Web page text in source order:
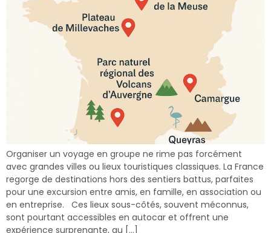
Organiser un voyage en groupe ne rime pas forcément
avec grandes villes ou lieux touristiques classiques. La France
regorge de destinations hors des sentiers battus, parfaites
pour une excursion entre amis, en famille, en association ou
en entreprise. Ces lieux sous-côtés, souvent méconnus,
sont pourtant accessibles en autocar et offrent une
expérience surprenante, au […]